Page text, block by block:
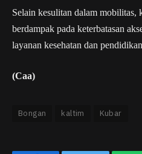
Selain kesulitan dalam
berdampak pada keterbatasan
layanan kesehatan dan
(Caa)
Bongan kaltim Kubar